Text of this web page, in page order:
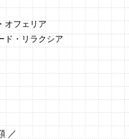
オフェリア
ド・リラクシア